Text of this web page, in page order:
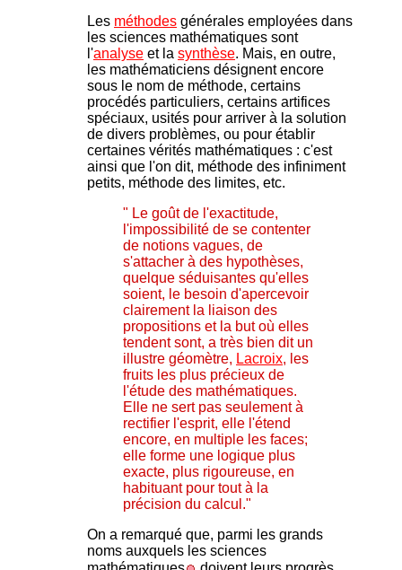
Les méthodes générales employées dans
les sciences mathématiques sont
l'analyse et la synthèse. Mais, en outre,
les mathématiciens désignent encore
sous le nom de méthode, certains
procédés particuliers, certains artifices
spéciaux, usités pour arriver à la solution
de divers problèmes, ou pour établir
certaines vérités mathématiques : c'est
ainsi que l'on dit, méthode des infiniment
petits, méthode des limites, etc.
" Le goût de l'exactitude,
l'impossibilité de se contenter
de notions vagues, de
s'attacher à des hypothèses,
quelque séduisantes qu'elles
soient, le besoin d'apercevoir
clairement la liaison des
propositions et la but où elles
tendent sont, a très bien dit un
illustre géomètre, Lacroix, les
fruits les plus précieux de
l'étude des mathématiques.
Elle ne sert pas seulement à
rectifier l'esprit, elle l'étend
encore, en multiple les faces;
elle forme une logique plus
exacte, plus rigoureuse, en
habituant pour tout à la
précision du calcul."
On a remarqué que, parmi les grands
noms auxquels les sciences